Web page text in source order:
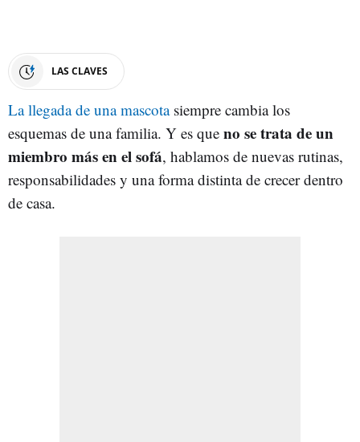
LAS CLAVES
La llegada de una mascotasiempre cambia los
esquemas de una familia. Y es que no se trata de un
miembro más en el sofá, hablamos de nuevas rutinas,
responsabilidades y una forma distinta de crecer dentro
de casa.